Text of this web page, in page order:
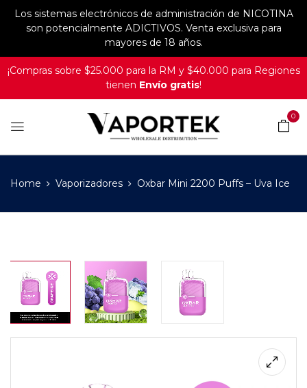
Los sistemas electrónicos de administración de NICOTINA
son potencialmente ADICTIVOS. Venta exclusiva para
mayores de 18 años.
¡Compras sobre $25.000 para la RM y $40.000 para Regiones
tienen Envío gratis!
0
Home Vaporizadores Oxbar Mini 2200 Puffs – Uva Ice